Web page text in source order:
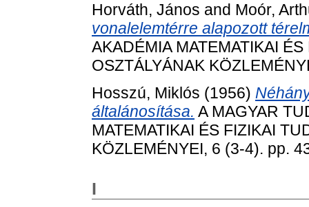
Horváth, János and Moór,
vonalelemtérre alapozott
AKADÉMIA MATEMATIKAI
OSZTÁLYÁNAK
Hosszú, Miklós (1956)
általánosítása. A MAGYAR
MATEMATIKAI ÉS FIZIKAI
KÖZLEMÉNYEI, 6 (3-4). pp.
I